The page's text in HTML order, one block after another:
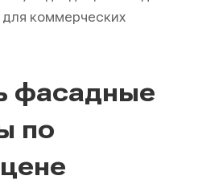
коммерческих
фасадные
по